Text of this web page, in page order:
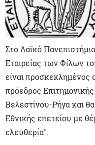
Στο Λαϊκό
Εταιρείας των Φίλων
είναι
πρόεδρος
Βελεστίνου-Ρήγα και
Εθνικής επετείου με
ελευθερία".